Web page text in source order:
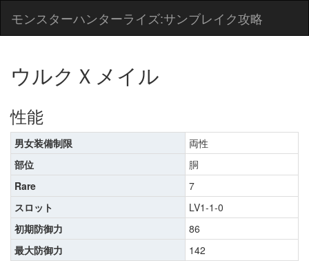
モンスターハンターライズ:サンブレイク攻略
ウルクＸメイル
性能
男女装備制限
両性
部位
胴
Rare
7
スロット
LV1-1-0
初期防御力
86
最大防御力
142